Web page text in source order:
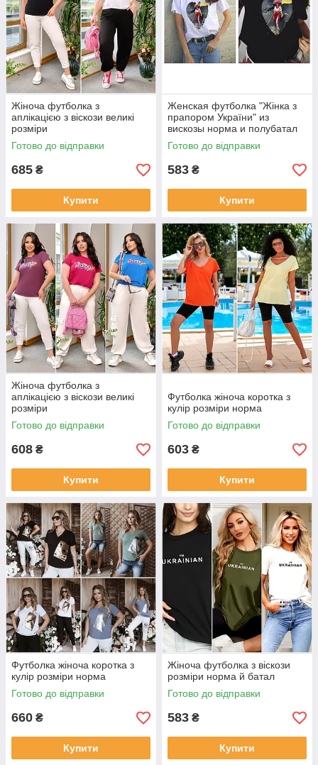
Жіноча футболка з
аплікацією з віскози великі
розміри
Готово до відправки
685 ₴
Купити
Женская футболка "Жінка з
прапором України" из
вискозы норма и полубатал
Готово до відправки
583 ₴
Купити
Жіноча футболка з
аплікацією з віскози великі
розміри
Готово до відправки
608 ₴
Купити
Футболка жіноча коротка з
кулір розміри норма
Готово до відправки
603 ₴
Купити
Футболка жіноча коротка з
кулір розміри норма
Готово до відправки
660 ₴
Купити
Жіноча футболка з віскози
розміри норма й батал
Готово до відправки
583 ₴
Купити